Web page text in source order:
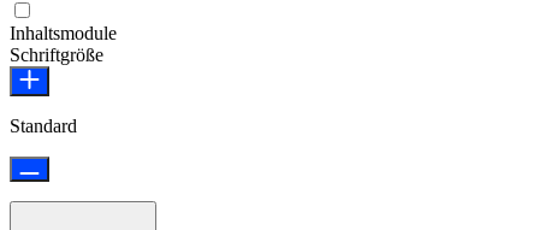
Inhaltsmodule
Schriftgröße
Standard